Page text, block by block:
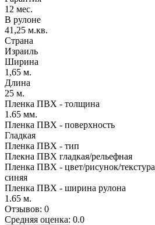
12 мес.
В рулоне
41,25 м.кв.
Страна
Израиль
Ширина
1,65 м.
Длина
25 м.
Пленка ПВХ - толщина
1.65 мм.
Пленка ПВХ - поверхность
Гладкая
Пленка ПВХ - тип
Плекна ПВХ гладкая/рельефная
Пленка ПВХ - цвет/рисунок/текстура
синяя
Пленка ПВХ - ширина рулона
1.65 м.
Отзывов: 0
Средняя оценка: 0.0